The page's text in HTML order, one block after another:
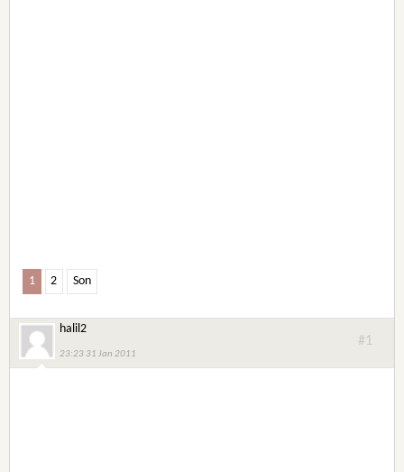
1 2 Son
halil2
23:23 31 Jan 2011
#1